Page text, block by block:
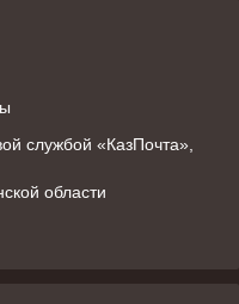
службой «КазПочта»,
области